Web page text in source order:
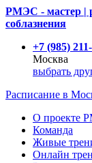
РМЭС - мастер |
соблазнения
+7 (985)
Москва
выбрать
Расписание в
О проекте
Команда
Живые
Онлайн